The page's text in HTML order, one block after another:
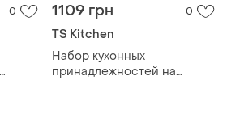
0 1109 грн 0
TS Kitchen
Набор кухонных
принадлежностей на